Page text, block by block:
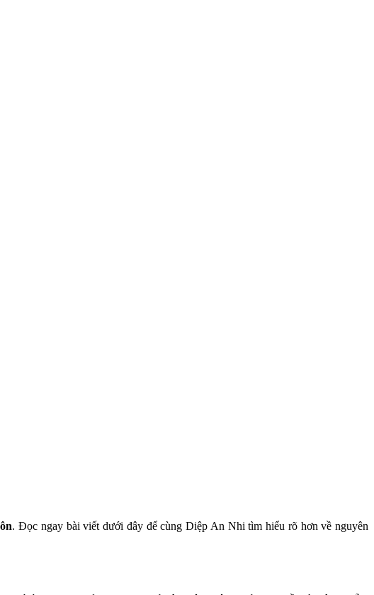
. Đọc ngay bài viết dưới đây để cùng Diệp An Nhi tìm hiểu rõ hơn về nguyên